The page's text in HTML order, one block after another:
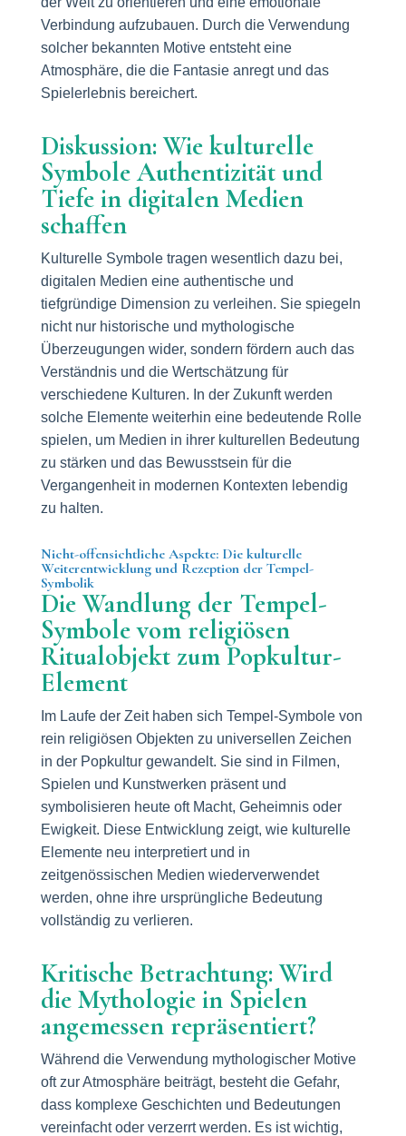
Verbindung aufzubauen. Durch die Verwendung
solcher bekannten Motive entsteht eine
Atmosphäre, die die Fantasie anregt und das
Spielerlebnis bereichert.
Diskussion: Wie kulturelle
Symbole Authentizität und
Tiefe in digitalen Medien
schaffen
Kulturelle Symbole tragen wesentlich dazu bei,
digitalen Medien eine authentische und
tiefgründige Dimension zu verleihen. Sie spiegeln
nicht nur historische und mythologische
Überzeugungen wider, sondern fördern auch das
Verständnis und die Wertschätzung für
verschiedene Kulturen. In der Zukunft werden
solche Elemente weiterhin eine bedeutende Rolle
spielen, um Medien in ihrer kulturellen Bedeutung
zu stärken und das Bewusstsein für die
Vergangenheit in modernen Kontexten lebendig
zu halten.
Nicht-offensichtliche Aspekte: Die kulturelle
Weiterentwicklung und Rezeption der Tempel-
Symbolik
Die Wandlung der Tempel-
Symbole vom religiösen
Ritualobjekt zum Popkultur-
Element
Im Laufe der Zeit haben sich Tempel-Symbole von
rein religiösen Objekten zu universellen Zeichen
in der Popkultur gewandelt. Sie sind in Filmen,
Spielen und Kunstwerken präsent und
symbolisieren heute oft Macht, Geheimnis oder
Ewigkeit. Diese Entwicklung zeigt, wie kulturelle
Elemente neu interpretiert und in
zeitgenössischen Medien wiederverwendet
werden, ohne ihre ursprüngliche Bedeutung
vollständig zu verlieren.
Kritische Betrachtung: Wird
die Mythologie in Spielen
angemessen repräsentiert?
Während die Verwendung mythologischer Motive
oft zur Atmosphäre beiträgt, besteht die Gefahr,
dass komplexe Geschichten und Bedeutungen
vereinfacht oder verzerrt werden. Es ist wichtig,